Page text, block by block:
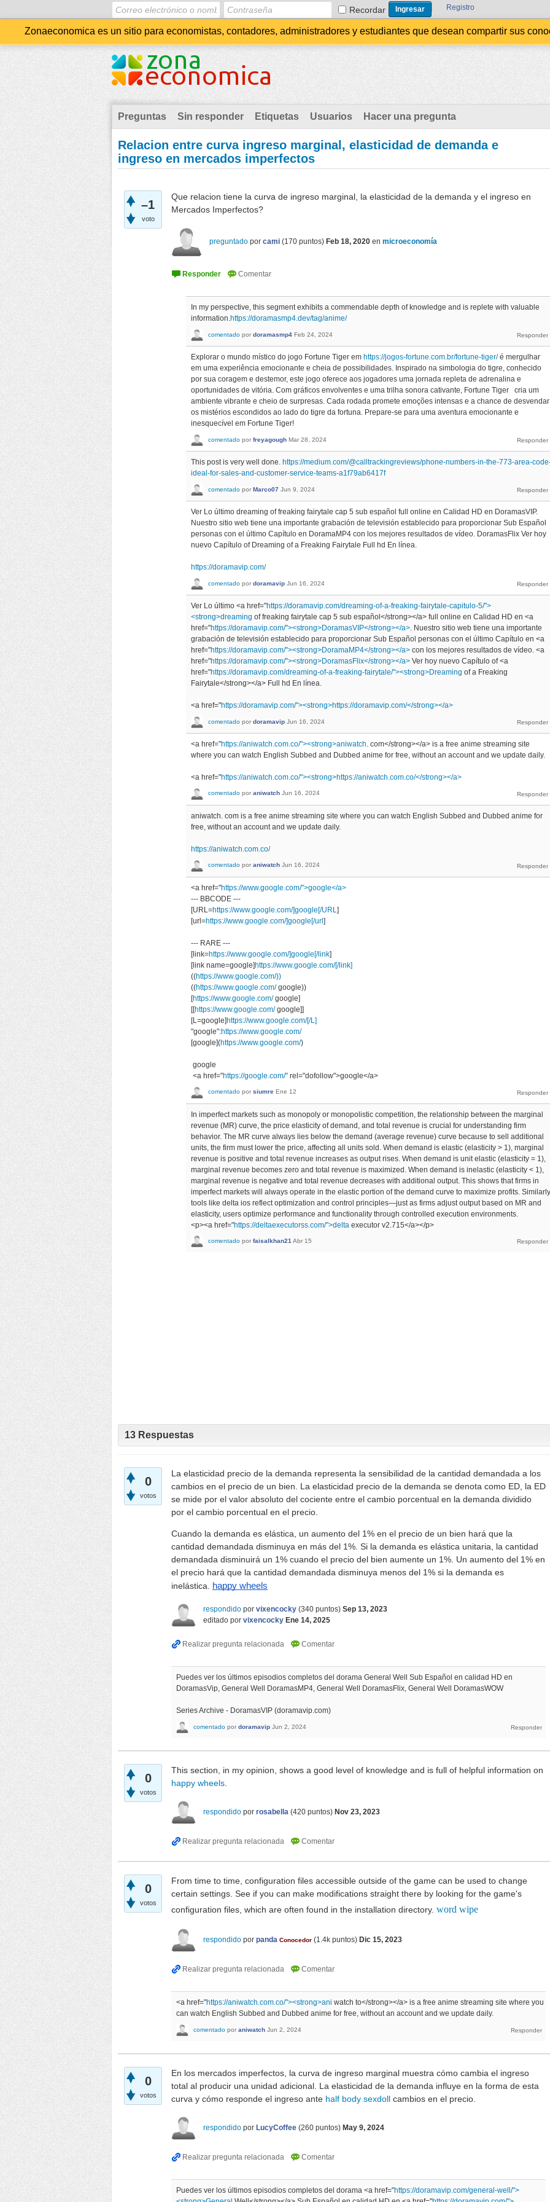
Recordar Registro
Zonaeconomica es un sitio para economistas, contadores, administradores y estudiantes que desean compartir sus
Preguntas Sin responder Etiquetas Usuarios Hacer una pregunta
Relacion entre curva ingreso marginal, elasticidad de demanda e
ingreso en mercados imperfectos
–1
voto
Que relacion tiene la curva de ingreso marginal, la elasticidad de la demanda y el ingreso en
Mercados Imperfectos?
preguntado por cami (170 puntos) Feb 18, 2020 en microeconomía
In my perspective, this segment exhibits a commendable depth of knowledge and is replete with valuable
information.https://doramasmp4.dev/tag/anime/
comentado por doramasmp4 Feb 24, 2024
Explorar o mundo místico do jogo Fortune Tiger em https://jogos-fortune.com.br/fortune-tiger/é mergulhar
em uma experiência emocionante e cheia de possibilidades. Inspirado na simbologia do tigre, conhecido
por sua coragem e destemor, este jogo oferece aos jogadores uma jornada repleta de adrenalina e
oportunidades de vitória. Com gráficos envolventes e uma trilha sonora cativante, Fortune Tiger cria um
ambiente vibrante e cheio de surpresas. Cada rodada promete emoções intensas e a chance de desvendar
os mistérios escondidos ao lado do tigre da fortuna. Prepare-se para uma aventura emocionante e
inesquecível em Fortune Tiger!
comentado por freyagough Mar 28, 2024
This post is very well done. https://medium.com/@calltrackingreviews/phone-numbers-in-the-773-area-
ideal-for-sales-and-customer-service-teams-a1f79ab6417f
comentado por Marco07 Jun 9, 2024
Ver Lo último dreaming of freaking fairytale cap 5 sub español full online en Calidad HD en DoramasVIP.
Nuestro sitio web tiene una importante grabación de televisión establecido para proporcionar Sub Español
personas con el último Capítulo en DoramaMP4 con los mejores resultados de vídeo. DoramasFlix Ver hoy
nuevo Capítulo of Dreaming of a Freaking Fairytale Full hd En línea.
https://doramavip.com/
comentado por doramavip Jun 16, 2024
Ver Lo último <a href="https://doramavip.com/dreaming-of-a-freaking-fairytale-capitulo-5/">
<strong>dreaming of freaking fairytale cap 5 sub español</strong></a> full online en Calidad HD en <a
href="https://doramavip.com/"><strong>DoramasVIP</strong></a> . Nuestro sitio web tiene una importante
grabación de televisión establecido para proporcionar Sub Español personas con el último Capítulo en <a
href="https://doramavip.com/"><strong>DoramaMP4</strong></a> con los mejores resultados de vídeo. <a
href="https://doramavip.com/"><strong>DoramasFlix</strong></a> Ver hoy nuevo Capítulo of <a
href="https://doramavip.com/dreaming-of-a-freaking-fairytale/"><strong>Dreaming of a Freaking
Fairytale</strong></a> Full hd En línea.
<a href="https://doramavip.com/"><strong>https://doramavip.com/</strong></a>
comentado por doramavip Jun 16, 2024
<a href="https://aniwatch.com.co/"><strong>aniwatch . com</strong></a> is a free anime streaming site
where you can watch English Subbed and Dubbed anime for free, without an account and we update daily.
<a href="https://aniwatch.com.co/"><strong>https://aniwatch.com.co/</strong></a>
comentado por aniwatch Jun 16, 2024
aniwatch. com is a free anime streaming site where you can watch English Subbed and Dubbed anime for
free, without an account and we update daily.
https://aniwatch.com.co/
comentado por aniwatch Jun 16, 2024
<a href="https://www.google.com/">google</a>
--- BBCODE ---
[URL=https://www.google.com/]google[/URL ]
[url=https://www.google.com/]google[/url]
--- RARE ---
[link=https://www.google.com/]google[/link]
[link name=google]https://www.google.com/[/link]
((https://www.google.com/))
((https://www.google.com/google))
[https://www.google.com/google]
[[https://www.google.com/google]]
[L=google]https://www.google.com/[/L]
"google":https://www.google.com/
[google](https://www.google.com/)
google
<a href="https://google.com/" rel="dofollow">google</a>
comentado por siumre Ene 12
In imperfect markets such as monopoly or monopolistic competition, the relationship between the marginal
revenue (MR) curve, the price elasticity of demand, and total revenue is crucial for understanding firm
behavior. The MR curve always lies below the demand (average revenue) curve because to sell additional
units, the firm must lower the price, affecting all units sold. When demand is elastic (elasticity > 1), marginal
revenue is positive and total revenue increases as output rises. When demand is unit elastic (elasticity = 1),
marginal revenue becomes zero and total revenue is maximized. When demand is inelastic (elasticity < 1),
marginal revenue is negative and total revenue decreases with additional output. This shows that firms in
imperfect markets will always operate in the elastic portion of the demand curve to maximize profits.
tools like delta ios reflect optimization and control principles—just as firms adjust output based on MR and
elasticity, users optimize performance and functionality through controlled execution environments.
<p><a href="https://deltaexecutorss.com/">delta executor v2.715</a></p>
comentado por faisalkhan21Abr 15
13 Respuestas
0
votos
La elasticidad precio de la demanda representa la sensibilidad de la cantidad demandada a los
cambios en el precio de un bien. La elasticidad precio de la demanda se denota como ED, la ED
se mide por el valor absoluto del cociente entre el cambio porcentual en la demanda dividido
por el cambio porcentual en el precio.
Cuando la demanda es elástica, un aumento del 1% en el precio de un bien hará que la
cantidad demandada disminuya en más del 1%. Si la demanda es elástica unitaria, la cantidad
demandada disminuirá un 1% cuando el precio del bien aumente un 1%. Un aumento del 1% en
el precio hará que la cantidad demandada disminuya menos del 1% si la demanda es
inelástica.
happy wheels
respondido por vixencocky (340 puntos) Sep 13, 2023
editado por vixencocky Ene 14, 2025
Puedes ver los últimos episodios completos del dorama General Well Sub Español en calidad HD en
DoramasVip, General Well DoramasMP4, General Well DoramasFlix, General Well DoramasWOW
Series Archive - DoramasVIP (doramavip.com)
comentado por doramavip Jun 2, 2024
0
votos
This section, in my opinion, shows a good level of knowledge and is full of helpful information on
happy wheels
respondido por rosabella (420 puntos) Nov 23, 2023
0
votos
From time to time, configuration files accessible outside of the game can be used to change
certain settings. See if you can make modifications straight there by looking for the game's
configuration files, which are often found in the installation directory. word wipe
respondido por panda Conocedor (1.4k puntos) Dic 15, 2023
<a href="https://aniwatch.com.co/"><strong>ani watch to</strong></a> is a free anime streaming site where you
can watch English Subbed and Dubbed anime for free, without an account and we update daily.
comentado por aniwatch Jun 2, 2024
0
votos
En los mercados imperfectos, la curva de ingreso marginal muestra cómo cambia el ingreso
total al producir una unidad adicional. La elasticidad de la demanda influye en la forma de esta
curva y cómo responde el ingreso ante half body sexdoll cambios en el precio.
respondido por LucyCoffee (260 puntos) May 9, 2024
Puedes ver los últimos episodios completos del dorama <a href="https://doramavip.com/general-well/">